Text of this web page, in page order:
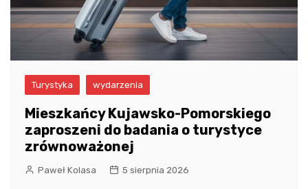
Turystyka wydarzenia
Mieszkańcy Kujawsko-Pomorskiego
zaproszeni do badania o turystyce
zrównoważonej
Paweł Kolasa 5 sierpnia 2026